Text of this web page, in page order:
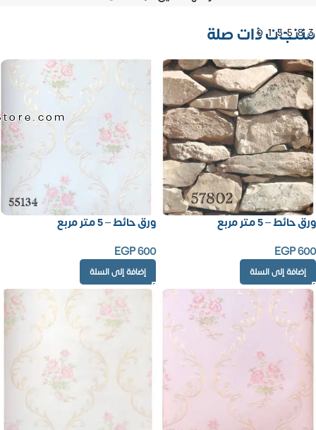
منتجات ذات صلة
ورق حائط – 5 متر مربع
EGP600
إضافة إلى السلة
ورق حائط – 5 متر مربع
EGP600
إضافة إلى السلة